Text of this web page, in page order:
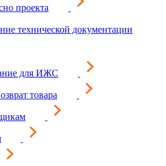
проекта
технической документации
для ИЖС
товара